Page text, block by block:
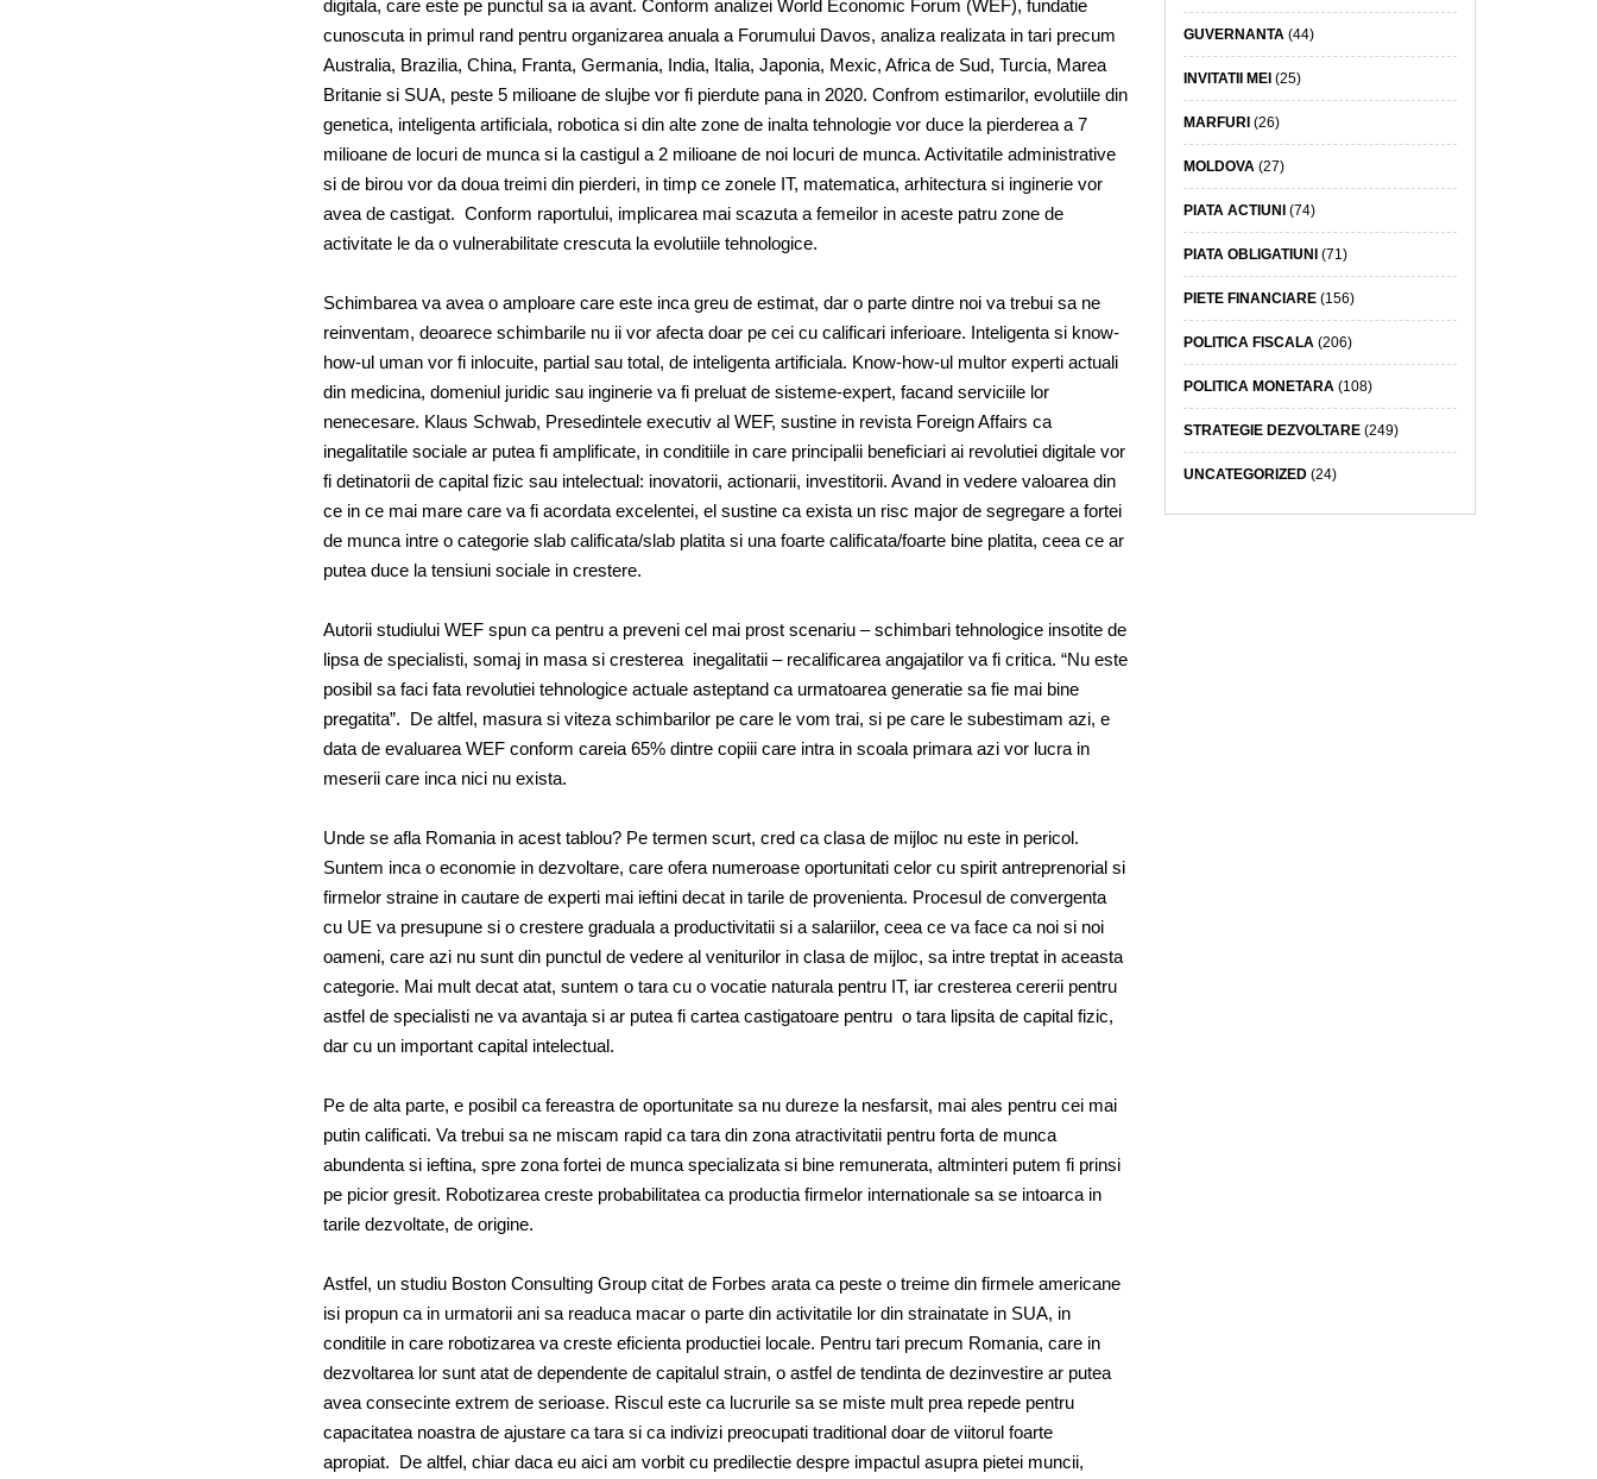
digitala, care este pe punctul sa ia avant. Conform analizei World Economic Forum (WEF), fundatie
cunoscuta in primul rand pentru organizarea anuala a Forumului Davos, analiza realizata in tari precum
Australia, Brazilia, China, Franta, Germania, India, Italia, Japonia, Mexic, Africa de Sud, Turcia, Marea
Britanie si SUA, peste 5 milioane de slujbe vor fi pierdute pana in 2020. Confrom estimarilor, evolutiile din
genetica, inteligenta artificiala, robotica si din alte zone de inalta tehnologie vor duce la pierderea a 7
milioane de locuri de munca si la castigul a 2 milioane de noi locuri de munca. Activitatile administrative
si de birou vor da doua treimi din pierderi, in timp ce zonele IT, matematica, arhitectura si inginerie vor
avea de castigat. Conform raportului, implicarea mai scazuta a femeilor in aceste patru zone de
activitate le da o vulnerabilitate crescuta la evolutiile tehnologice.
Schimbarea va avea o amploare care este inca greu de estimat, dar o parte dintre noi va trebui sa ne
reinventam, deoarece schimbarile nu ii vor afecta doar pe cei cu calificari inferioare. Inteligenta si know-
how-ul uman vor fi inlocuite, partial sau total, de inteligenta artificiala. Know-how-ul multor experti actuali
din medicina, domeniul juridic sau inginerie va fi preluat de sisteme-expert, facand serviciile lor
nenecesare. Klaus Schwab, Presedintele executiv al WEF, sustine in revista Foreign Affairs ca
inegalitatile sociale ar putea fi amplificate, in conditiile in care principalii beneficiari ai revolutiei digitale vor
fi detinatorii de capital fizic sau intelectual: inovatorii, actionarii, investitorii. Avand in vedere valoarea din
ce in ce mai mare care va fi acordata excelentei, el sustine ca exista un risc major de segregare a fortei
de munca intre o categorie slab calificata/slab platita si una foarte calificata/foarte bine platita, ceea ce ar
putea duce la tensiuni sociale in crestere.
Autorii studiului WEF spun ca pentru a preveni cel mai prost scenariu – schimbari tehnologice insotite de
lipsa de specialisti, somaj in masa si cresterea inegalitatii – recalificarea angajatilor va fi critica. “Nu este
posibil sa faci fata revolutiei tehnologice actuale asteptand ca urmatoarea generatie sa fie mai bine
pregatita”. De altfel, masura si viteza schimbarilor pe care le vom trai, si pe care le subestimam azi, e
data de evaluarea WEF conform careia 65% dintre copiii care intra in scoala primara azi vor lucra in
meserii care inca nici nu exista.
Unde se afla Romania in acest tablou? Pe termen scurt, cred ca clasa de mijloc nu este in pericol.
Suntem inca o economie in dezvoltare, care ofera numeroase oportunitati celor cu spirit antreprenorial si
firmelor straine in cautare de experti mai ieftini decat in tarile de provenienta. Procesul de convergenta
cu UE va presupune si o crestere graduala a productivitatii si a salariilor, ceea ce va face ca noi si noi
oameni, care azi nu sunt din punctul de vedere al veniturilor in clasa de mijloc, sa intre treptat in aceasta
categorie. Mai mult decat atat, suntem o tara cu o vocatie naturala pentru IT, iar cresterea cererii pentru
astfel de specialisti ne va avantaja si ar putea fi cartea castigatoare pentru o tara lipsita de capital fizic,
dar cu un important capital intelectual.
Pe de alta parte, e posibil ca fereastra de oportunitate sa nu dureze la nesfarsit, mai ales pentru cei mai
putin calificati. Va trebui sa ne miscam rapid ca tara din zona atractivitatii pentru forta de munca
abundenta si ieftina, spre zona fortei de munca specializata si bine remunerata, altminteri putem fi prinsi
pe picior gresit. Robotizarea creste probabilitatea ca productia firmelor internationale sa se intoarca in
tarile dezvoltate, de origine.
Astfel, un studiu Boston Consulting Group citat de Forbes arata ca peste o treime din firmele americane
isi propun ca in urmatorii ani sa readuca macar o parte din activitatile lor din strainatate in SUA, in
conditile in care robotizarea va creste eficienta productiei locale. Pentru tari precum Romania, care in
dezvoltarea lor sunt atat de dependente de capitalul strain, o astfel de tendinta de dezinvestire ar putea
avea consecinte extrem de serioase. Riscul este ca lucrurile sa se miste mult prea repede pentru
capacitatea noastra de ajustare ca tara si ca indivizi preocupati traditional doar de viitorul foarte
apropiat. De altfel, chiar daca eu aici am vorbit cu predilectie despre impactul asupra pietei muncii,
GUVERNANTA (44)
INVITATII MEI(25)
MARFURI(26)
MOLDOVA (27)
PIATA ACTIUNI(74)
PIATA OBLIGATIUNI(71)
PIETE FINANCIARE(156)
POLITICA FISCALA (206)
POLITICA MONETARA (108)
STRATEGIE DEZVOLTARE(249)
UNCATEGORIZED(24)